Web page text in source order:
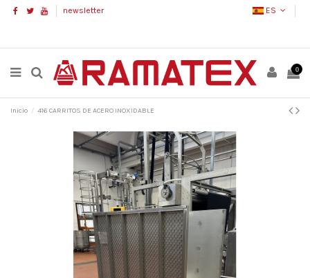
newsletter ES
0
Inicio 416 CARRITOS DE ACERO INOXIDABLE